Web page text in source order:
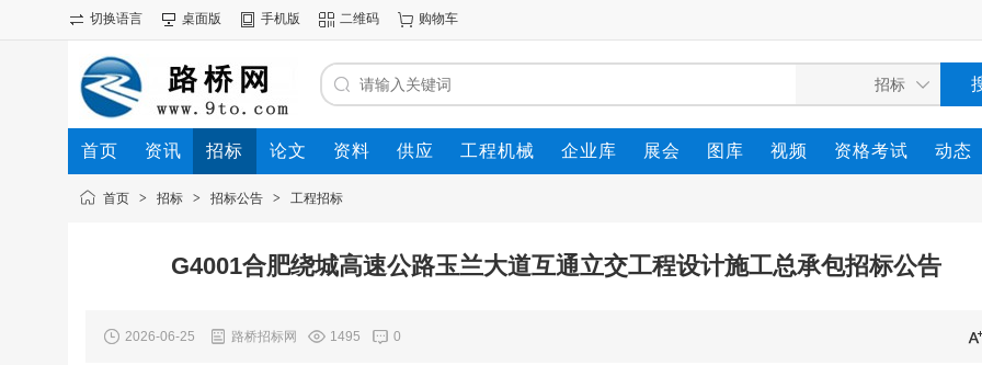
切换语言 桌面版 手机版 二维码 购物车
首页 资讯 招标 论文 资料 供应 工程机械 企业库 展会 图库 视频 资格考试 动态
首页 > 招标 > 招标公告 > 工程招标
G4001合肥绕城高速公路玉兰大道互通立交工程设计施工总承包招标公告
2026-06-25 路桥招标网 1495 0